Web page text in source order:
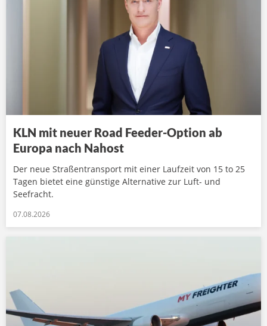
KLN mit neuer Road Feeder-Option ab
Europa nach Nahost
Der neue Straßentransport mit einer Laufzeit von 15 to 25
Tagen bietet eine günstige Alternative zur Luft- und
Seefracht.
07.08.2026